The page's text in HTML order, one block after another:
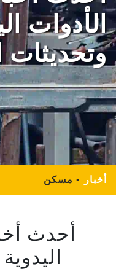
الأدوات
وتحديثات
مسكن أخبار
أحدث